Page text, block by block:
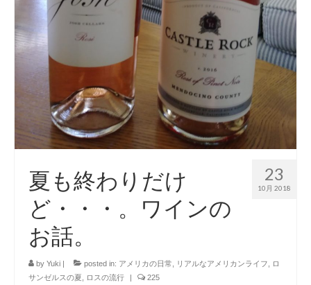
23
10月 2018
夏も終わりだけ
ど・・・。ワインの
お話。
by Yuki | posted in: アメリカの日常 リアルなアメリカンライフ
ロ
サンゼルスの夏
ロスの流行 | 225